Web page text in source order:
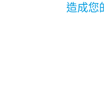
造成您